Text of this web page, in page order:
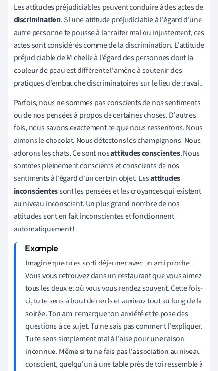
Les attitudes préjudiciables peuvent conduire à des actes de
discrimination. Si une attitude préjudiciable à l'égard d'une
autre personne te pousse à la traiter mal ou injustement, ces
actes sont considérés comme de la discrimination. L'attitude
préjudiciable de Michelle à l'égard des personnes dont la
couleur de peau est différente l'amène à soutenir des
pratiques d'embauche discriminatoires sur le lieu de travail.
Parfois, nous ne sommes pas conscients de nos sentiments
ou de nos pensées à propos de certaines choses. D'autres
fois, nous savons exactement ce que nous ressentons. Nous
aimons le chocolat. Nous détestons les champignons. Nous
adorons les chats. Ce sont nosattitudes conscientes. Nous
sommes pleinement conscients et conscients de nos
sentiments à l'égard d'un certain objet. Lesattitudes
inconscientessont les pensées et les croyances qui existent
au niveau inconscient. Un plus grand nombre de nos
attitudes sont en fait inconscientes et fonctionnent
automatiquement !
Imagine que tu es sorti déjeuner avec un ami proche.
Vous vous retrouvez dans un restaurant que vous aimez
tous les deux et où vous vous rendez souvent. Cette fois-
ci, tu te sens à bout de nerfs et anxieux tout au long de la
soirée. Ton ami remarque ton anxiété et te pose des
questions à ce sujet. Tu ne sais pas comment l'expliquer.
Tu te sens simplement mal à l'aise pour une raison
inconnue. Même si tu ne fais pas l'association au niveau
conscient, quelqu'un à une table près de toi ressemble à